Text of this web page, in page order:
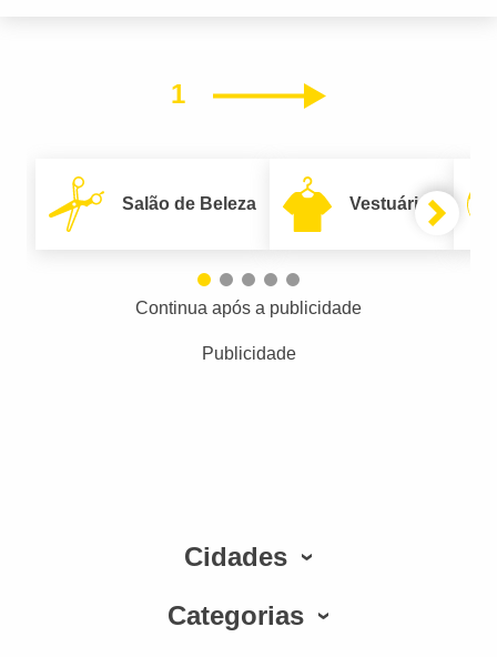
1 Próximo
Salão de Beleza Vestuário
Continua após a publicidade
Publicidade
Cidades
Categorias